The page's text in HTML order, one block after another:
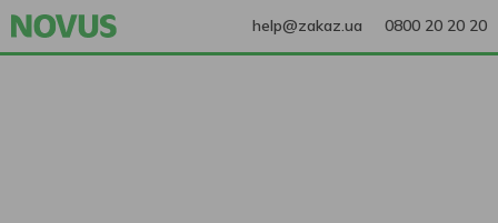
help@zakaz.ua 0800 20 20 20